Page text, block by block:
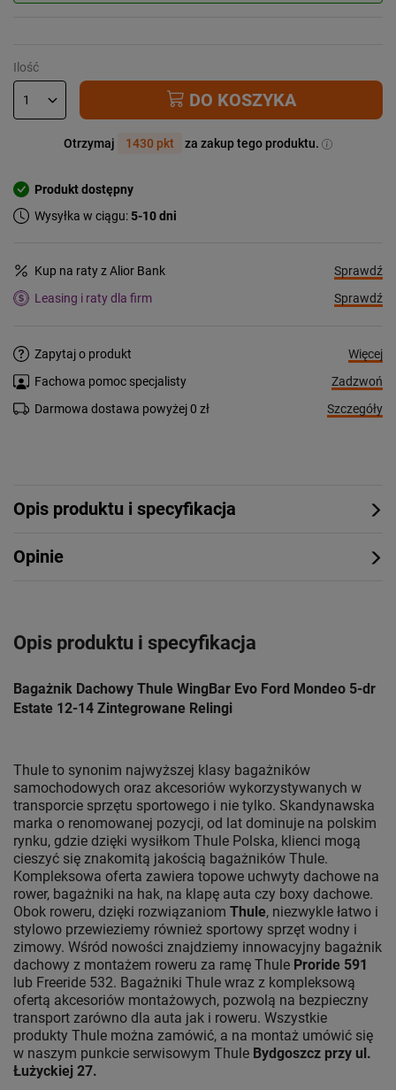
Ilość
DO KOSZYKA
Otrzymaj 1430 pkt za zakup tego produktu.
Produkt dostępny
Wysyłka w ciągu:5-10 dni
Kup na raty z Alior Bank
Sprawdź
Leasing i raty dla firm
Sprawdź
Zapytaj o produkt
Więcej
Fachowa pomoc specjalisty
Zadzwoń
Darmowa dostawa powyżej 0 zł
Szczegóły
Opis produktu i specyfikacja
Opinie
Opis produktu i specyfikacja
Bagażnik Dachowy Thule WingBar Evo Ford Mondeo 5-dr
Estate 12-14 Zintegrowane Relingi
Thule to synonim najwyższej klasy bagażników
samochodowych oraz akcesoriów wykorzystywanych w
transporcie sprzętu sportowego i nie tylko. Skandynawska
marka o renomowanej pozycji, od lat dominuje na polskim
rynku, gdzie dzięki wysiłkom Thule Polska, klienci mogą
cieszyć się znakomitą jakością bagażników Thule.
Kompleksowa oferta zawiera topowe uchwyty dachowe na
rower, bagażniki na hak, na klapę auta czy boxy dachowe.
Obok roweru, dzięki rozwiązaniom Thule, niezwykle łatwo i
stylowo przewieziemy również sportowy sprzęt wodny i
zimowy. Wśród nowości znajdziemy innowacyjny bagażnik
dachowy z montażem roweru za ramę Thule Proride 591
lub Freeride 532. Bagażniki Thule wraz z kompleksową
ofertą akcesoriów montażowych, pozwolą na bezpieczny
transport zarówno dla auta jak i roweru. Wszystkie
produkty Thule można zamówić, a na montaż umówić się
w naszym punkcie serwisowym Thule Bydgoszcz przy ul.
Łużyckiej 27.